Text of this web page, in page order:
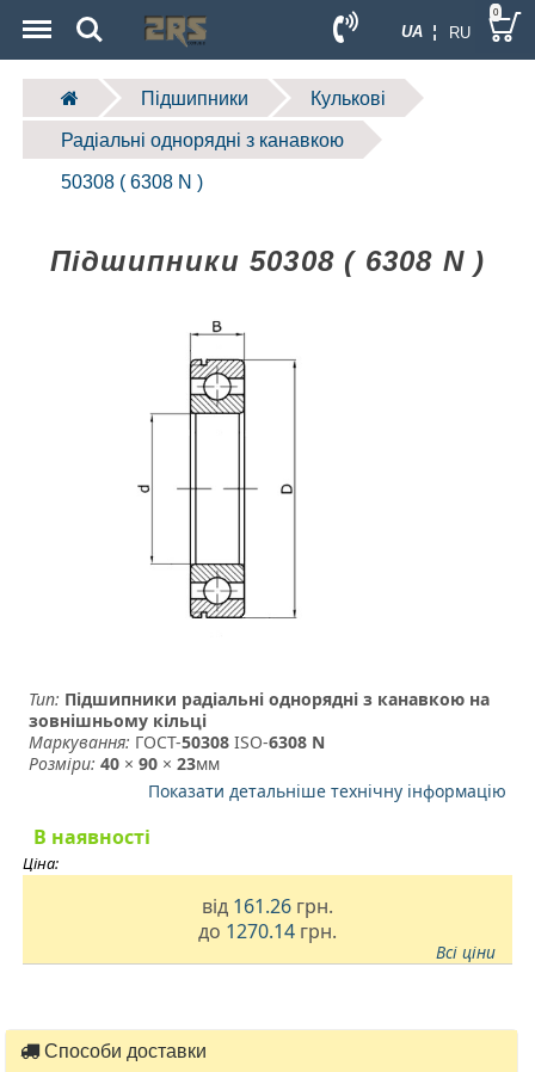
UA ¦ RU
Search 0
Підшипники Кулькові
Радіальні однорядні з канавкою
50308 ( 6308 N )
Підшипники 50308 ( 6308 N )
Тип: Підшипники радіальні однорядні з канавкою на
зовнішньому кільці
Маркування: ГОСТ-50308 ­ ISO-6308 N
Розміри: 40 ×90 ×23мм
Показати детальніше технічну інформацію
В наявності
Ціна:
від 161.26 грн.
до 1270.14 грн.
Всі ціни
Способи доставки